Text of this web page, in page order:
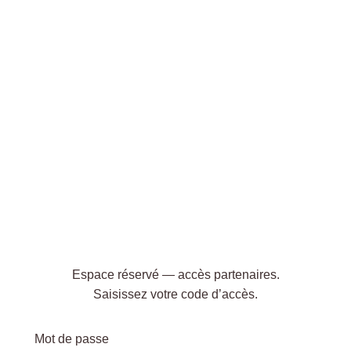
Espace réservé — accès partenaires.
Saisissez votre code d’accès.
Mot de passe